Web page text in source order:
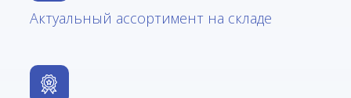
Актуальный ассортимент на складе